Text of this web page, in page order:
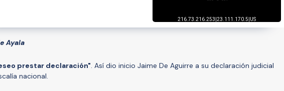
Ayala
prestar declaración". Así dio inicio Jaime De Aguirre a su declaración judicial
nacional.